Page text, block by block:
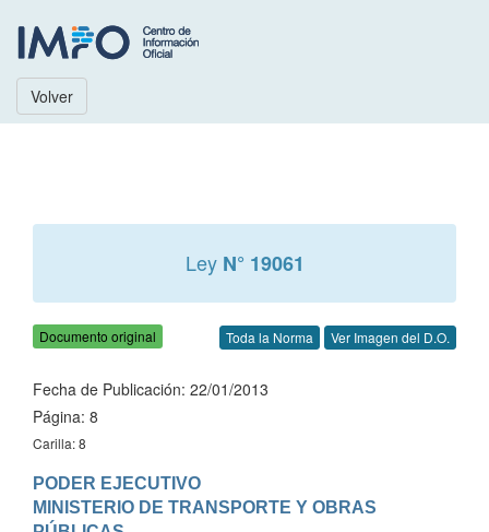
Volver
Ley N° 19061
Documento original Toda la Norma Ver Imagen del D.O.
Fecha de Publicación: 22/01/2013
Página: 8
Carilla: 8
PODER EJECUTIVO
MINISTERIO DE TRANSPORTE Y OBRAS